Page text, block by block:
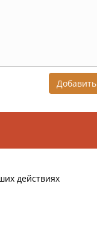
Добавить
действиях